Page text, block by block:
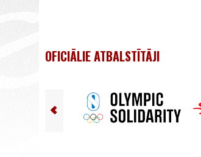
OFICIĀLIE ATBALSTĪTĀJI